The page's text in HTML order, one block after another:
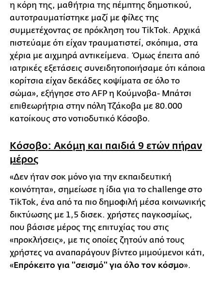
η κόρη της, μαθήτρια της πέμπτης δημοτικού,
αυτοτραυματίστηκε μαζί με φίλες της
συμμετέχοντας σε πρόκληση του TikTok. Αρχικά
πιστεύαμε ότι είχαν τραυματιστεί, σκόπιμα, στα
χέρια με αιχμηρά αντικείμενα. Όμως έπειτα από
ιατρικές εξετάσεις συνειδητοποιήσαμε ότι κάποια
κορίτσια είχαν δεκάδες κοψίματα σε όλο το
σώμα», εξήγησε στο AFP η Κούμνοβα- Μπάτσι
επιθεωρήτρια στην πόλη Τζάκοβα με 80.000
κατοίκους στο νοτιοδυτικό Κόσοβο.
Κόσοβο: Ακόμη και παιδιά 9 ετών πήραν
μέρος
«Δεν ήταν σοκ μόνο για την εκπαιδευτική
κοινότητα», σημείωσε η ίδια για το challenge στο
TikTok, ένα από τα πιο δημοφιλή μέσα κοινωνικής
δικτύωσης με 1,5 δισεκ. χρήστες παγκοσμίως,
που βάσισε μέρος της επιτυχίας του στις
«προκλήσεις», με τις οποίες ζητούν από τους
χρήστες να αναπαράγουν βίντεο μιμούμενοι κάτι,
«Επρόκειτο για ''σεισμό'' για όλο τον κόσμο».